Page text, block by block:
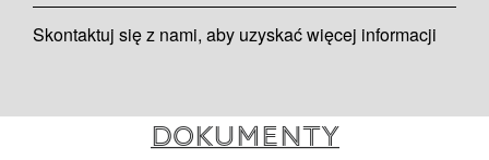
Skontaktuj się z nami, aby uzyskać więcej informacji
Dokumenty